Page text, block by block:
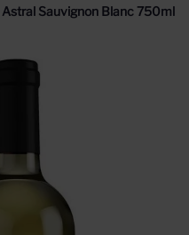
Astral Sauvignon Blanc 750ml